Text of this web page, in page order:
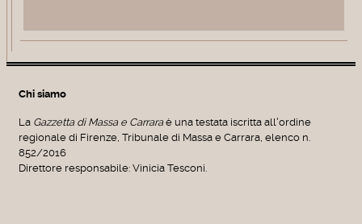
Chi siamo
La Gazzetta di Massa e Carraraè una testata iscritta all'ordine
regionale di Firenze, Tribunale di Massa e Carrara, elenco n.
852/2016
Direttore responsabile: Vinicia Tesconi.